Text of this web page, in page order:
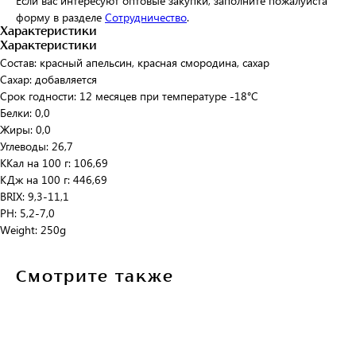
форму в разделе Сотрудничество.
Характеристики
Характеристики
Состав: красный апельсин, красная смородина, сахар
Сахар: добавляется
Срок годности: 12 месяцев при температуре -18°C
Белки: 0,0
Жиры: 0,0
Углеводы: 26,7
ККал на 100 г: 106,69
КДж на 100 г: 446,69
BRIX: 9,3-11,1
PH: 5,2-7,0
Weight: 250g
Смотрите также